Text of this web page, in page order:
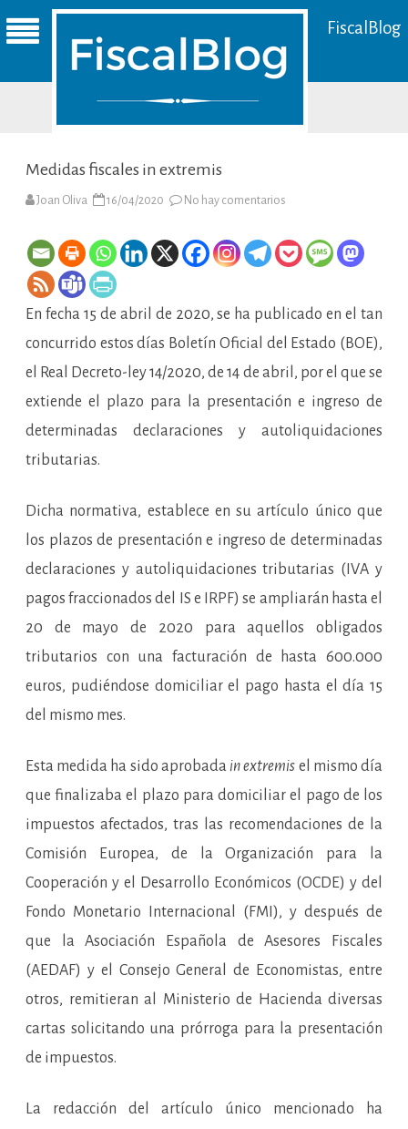
FiscalBlog
Medidas fiscales in extremis
Joan Oliva 16/04/2020 No hay comentarios
in
extremis
En fecha 15 de abril de 2020, se ha publicado en el tan
concurrido estos días Boletín Oficial del Estado (BOE),
el Real Decreto-ley 14/2020, de 14 de abril, por el que se
extiende el plazo para la presentación e ingreso de
determinadas declaraciones y autoliquidaciones
tributarias.
Dicha normativa, establece en su artículo único que
los plazos de presentación e ingreso de determinadas
declaraciones y autoliquidaciones tributarias (IVA y
pagos fraccionados del IS e IRPF) se ampliarán hasta el
20 de mayo de 2020 para aquellos obligados
tributarios con una facturación de hasta 600.000
euros, pudiéndose domiciliar el pago hasta el día 15
del mismo mes.
Esta medida ha sido aprobada in extremis el mismo día
que finalizaba el plazo para domiciliar el pago de los
impuestos afectados, tras las recomendaciones de la
Comisión Europea, de la Organización para la
Cooperación y el Desarrollo Económicos (OCDE) y del
Fondo Monetario Internacional (FMI), y después de
que la Asociación Española de Asesores Fiscales
(AEDAF) y el Consejo General de Economistas, entre
otros, remitieran al Ministerio de Hacienda diversas
cartas solicitando una prórroga para la presentación
de impuestos.
La redacción del artículo único mencionado ha